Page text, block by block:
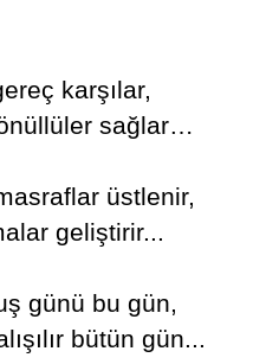
karşılar,
sağlar…
üstlenir,
geliştirir...
günü bu gün,
bütün gün...